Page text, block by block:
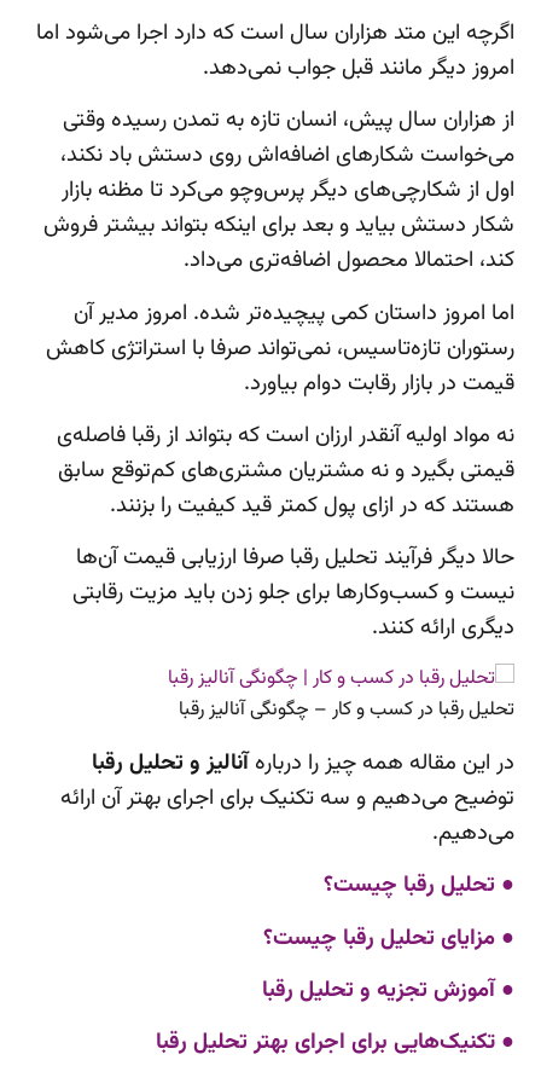
اگرچه این متد هزاران سال است که دارد اجرا می‌شود اما
امروز دیگر مانند قبل جواب نمی‌دهد.
از هزاران سال پیش، انسان تازه به تمدن رسیده‌ وقتی
می‌خواست شکارهای اضافه‌اش روی دستش باد نکند،
اول از شکارچی‌های دیگر پرس‌وچو می‌کرد تا مظنه بازار
شکار دستش بیاید و بعد برای اینکه بتواند بیشتر فروش
کند، احتمالا محصول اضافه‌تری می‌داد.
اما امروز داستان کمی پیچیده‌تر شده. امروز مدیر آن
رستوران تازه‎‌تاسیس، نمی‌تواند صرفا با استراتژی کاهش
قیمت در بازار رقابت دوام بیاورد.
نه مواد اولیه آنقدر ارزان است که بتواند از رقبا فاصله‌ی
قیمتی بگیرد و نه مشتریان مشتری‌های کم‌توقع سابق
هستند که در ازای پول کمتر قید کیفیت را بزنند.
حالا دیگر فرآیند تحلیل رقبا صرفا ارزیابی قیمت آن‌ها
نیست و کسب‌وکارها برای جلو زدن باید مزیت رقابتی
دیگری ارائه کنند.
تحلیل رقبا در کسب و کار – چگونگی آنالیز رقبا
در این مقاله همه چیز را دربارهآنالیز و تحلیل رقبا
توضیح می‌دهیم و سه تکنیک برای اجرای بهتر آن ارائه
می‌دهیم.
● تحلیل رقبا چیست؟
● مزایای تحلیل رقبا چیست؟
● آموزش تجزیه و تحلیل رقبا
● تکنیک‌هایی برای اجرای بهتر تحلیل رقبا